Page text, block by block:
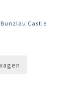
Castle